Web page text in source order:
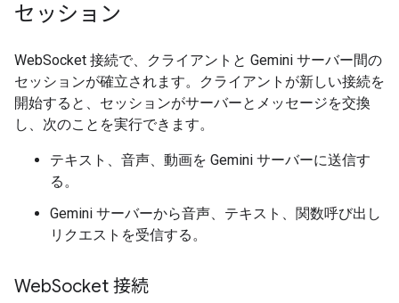
セッション
WebSocket 接続で、クライアントと Gemini サーバー間の
セッションが確立されます。クライアントが新しい接続を
開始すると、セッションがサーバーとメッセージを交換
し、次のことを実行できます。
テキスト、音声、動画を Gemini サーバーに送信す
る。
Gemini サーバーから音声、テキスト、関数呼び出し
リクエストを受信する。
WebSocket 接続